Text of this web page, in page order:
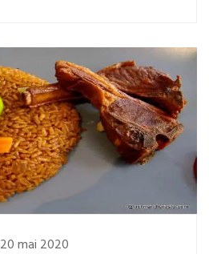
20 mai 2020